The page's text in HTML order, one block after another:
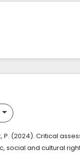
P. (2024). Critical
social and cultural